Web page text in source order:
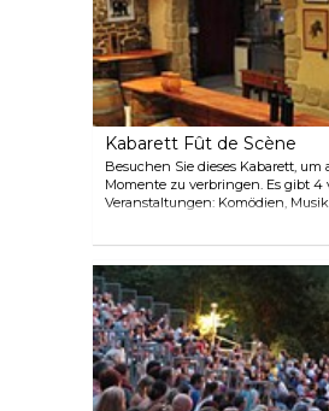
Kabarett Fût de Scène
Besuchen Sie dieses Kabarett,
Momente zu verbringen. Es gibt 4
Veranstaltungen: Komödien,
ist in einem Weinkeller auf der
Tapas mit der Familie oder mit
haben Sie Spass mit den lustigen
Sketsches und